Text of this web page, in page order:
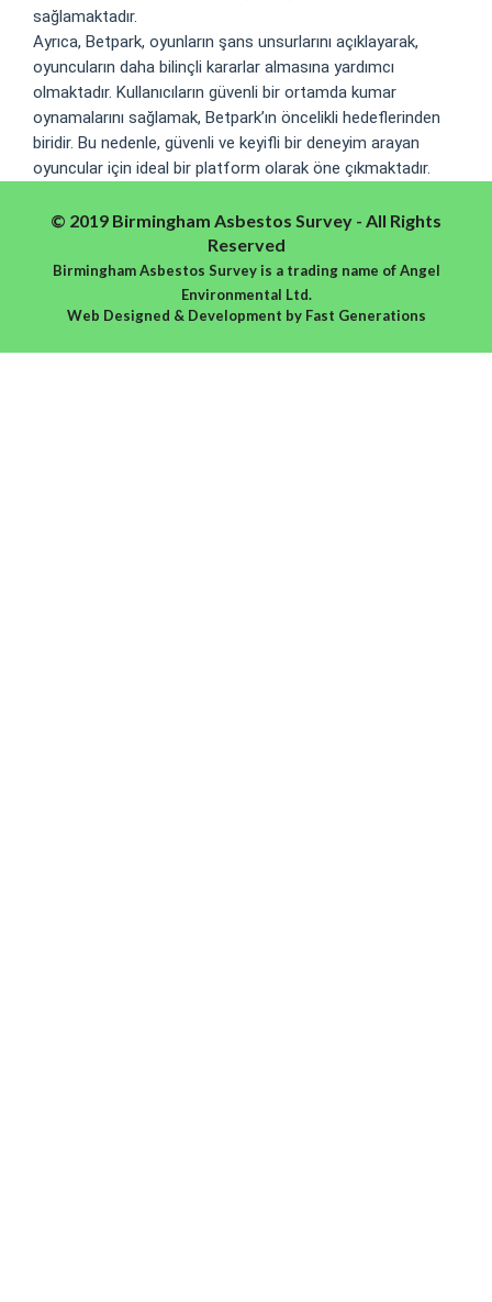
sağlamaktadır.
Ayrıca, Betpark, oyunların şans unsurlarını açıklayarak,
oyuncuların daha bilinçli kararlar almasına yardımcı
olmaktadır. Kullanıcıların güvenli bir ortamda kumar
oynamalarını sağlamak, Betpark’ın öncelikli hedeflerinden
biridir. Bu nedenle, güvenli ve keyifli bir deneyim arayan
oyuncular için ideal bir platform olarak öne çıkmaktadır.
© 2019 Birmingham Asbestos Survey - All Rights
Reserved
Birmingham Asbestos Survey is a trading name of Angel
Environmental Ltd.
Web Designed & Development by Fast Generations